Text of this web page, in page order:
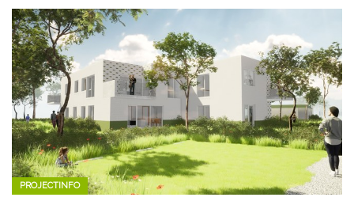
PROJECTINFO